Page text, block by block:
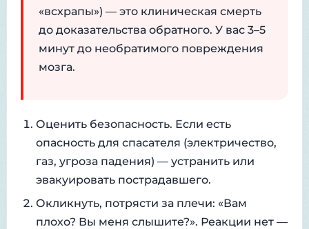
«всхрапы») — это клиническая смерть
до доказательства обратного. У вас 3–5
минут до необратимого повреждения
мозга.
Оценить безопасность. Если есть
опасность для спасателя (электричество,
газ, угроза падения) — устранить или
эвакуировать пострадавшего.
Окликнуть, потрясти за плечи: «Вам
плохо? Вы меня слышите?». Реакции нет —